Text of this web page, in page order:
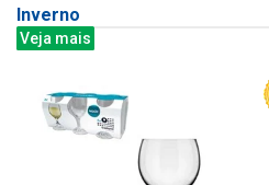
Inverno
Veja mais